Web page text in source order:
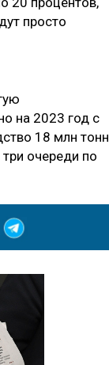
просто
на 2023 год с
18 млн тонн
очереди по